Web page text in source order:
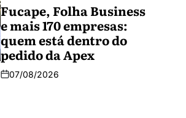
Fucape, Folha Business
e mais 170 empresas:
quem está dentro do
pedido da Apex
07/08/2026